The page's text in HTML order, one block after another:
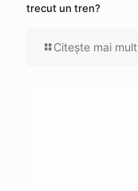
trecut un tren?
Citeşte mai mult